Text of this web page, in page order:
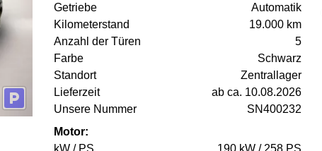
Getriebe
Automatik
Kilometerstand
19.000 km
Anzahl der Türen
5
Farbe
Schwarz
Standort
Zentrallager
Lieferzeit
ab ca. 10.08.2026
Unsere Nummer
SN400232
Motor:
kW / PS
190 kW / 258 PS